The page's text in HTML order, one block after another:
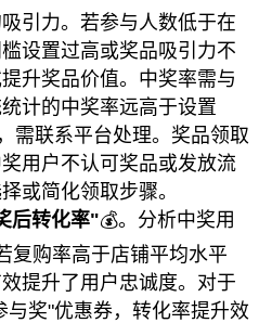
引力。若参与人数低于在
设置过高或奖品吸引力不
升奖品价值。中奖率需与
计的中奖率远高于设置
需联系平台处理。奖品领取
用户不认可奖品或发放流
或简化领取步骤。
后转化率"💰。分析中奖用
复购率高于店铺平均水平
提升了用户忠诚度。对于
奖"优惠券，转化率提升效